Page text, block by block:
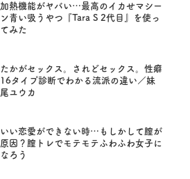
加熱機能がヤバい…最高のイカせマシー
ン青い吸うやつ『Tara S 2代目』を使っ
てみた
たかがセックス。されどセックス。性癖
16タイプ診断でわかる流派の違い／妹
尾ユウカ
いい恋愛ができない時…もしかして膣が
原因？膣トレでモテモテふわふわ女子に
なろう